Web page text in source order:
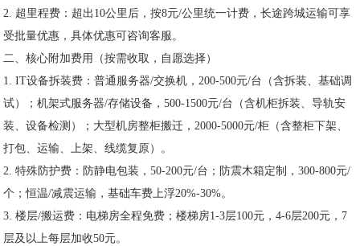
2. 超里程费：超出10公里后，按8元/公里统一计费，长途跨城运输可享
受批量优惠，具体优惠可咨询客服。
二、核心附加费用（按需收取，自愿选择）
1. IT设备拆装费：普通服务器/交换机，200-500元/台（含拆装、基础调
试）；机架式服务器/存储设备，500-1500元/台（含机柜拆装、导轨安
装、设备检测）；大型机房整柜搬迁，2000-5000元/柜（含整柜下架、
打包、运输、上架、线缆复原）。
2. 特殊防护费：防静电包装，50-200元/台；防震木箱定制，300-800元/
个；恒温/减震运输，基础车费上浮20%-30%。
3. 楼层/搬运费：电梯房全程免费；楼梯房1-3层100元，4-6层200元，7
层及以上每层加收50元。